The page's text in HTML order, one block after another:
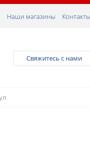
Наши магазины Контакты
Свяжитесь с нами